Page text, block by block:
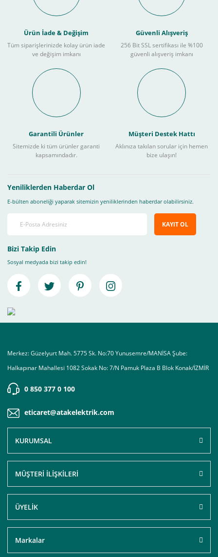
Ürün İade & Değişim
Tüm siparişlerinizde kolay ürün iade
ve değişim imkanı
Güvenli Alışveriş
256 Bit SSL sertifikası ile %100
güvenli alışveriş imkanı
Garantili Ürünler
Sitemizde ki tüm ürünler garanti
kapsamındadır.
Müşteri Destek Hattı
Aklınıza takılan sorular için hemen
bize ulaşın!
Yeniliklerden Haberdar Ol
E-bülten aboneliği yaparak sitemizin yeniliklerinden haberdar olabilirsiniz.
KAYIT OL
Bizi Takip Edin
Sosyal medyada bizi takip edin!
Merkez: Güzelyurt Mah. 5775 Sk. No:70 Yunusemre/MANİSA Şube:
Halkapınar Mahallesi 1082 Sokak No: 7/N Pamuk Plaza B Blok Konak/İZMİR
0 850 377 0 100
eticaret@atakelektrik.com
KURUMSAL
MÜŞTERİ İLİŞKİLERİ
ÜYELİK
Markalar